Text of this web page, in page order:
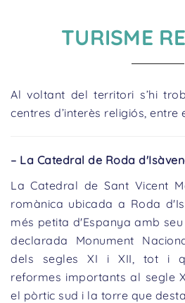
TURISME
Al voltant del territori s’hi
centres d’interès religiós, entre
– La Catedral de Roda
La Catedral de Sant Vicent
romànica ubicada a Roda
més petita d'Espanya amb
declarada Monument
dels segles XI i XII, tot i
reformes importants al segle
el pòrtic sud i la torre que